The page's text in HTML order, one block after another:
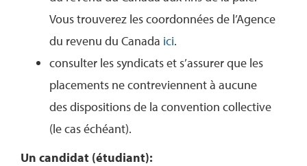
Vous trouverez les coordonnées de l’Agence
du revenu du Canada ici.
consulter les syndicats et s’assurer que les
placements ne contreviennent à aucune
des dispositions de la convention collective
(le cas échéant).
Un candidat (étudiant):